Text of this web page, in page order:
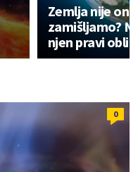
Zemlja nije
zamišljamo?
njen pravi oblik
0